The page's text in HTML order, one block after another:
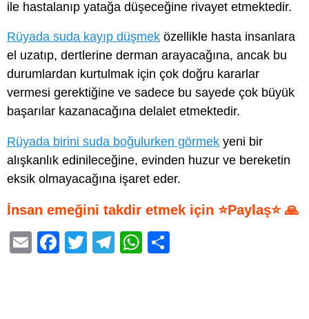
ile hastalanıp yatağa düşeceğine rivayet etmektedir.
Rüyada suda kayıp düşmek özellikle hasta insanlara
el uzatıp, dertlerine derman arayacağına, ancak bu
durumlardan kurtulmak için çok doğru kararlar
vermesi gerektiğine ve sadece bu sayede çok büyük
başarılar kazanacağına delalet etmektedir.
Rüyada birini suda boğulurken görmek yeni bir
alışkanlık edinileceğine, evinden huzur ve bereketin
eksik olmayacağına işaret eder.
İnsan emeğini takdir etmek için ⭐Paylaş⭐ 🙏
E
F
T
T
W